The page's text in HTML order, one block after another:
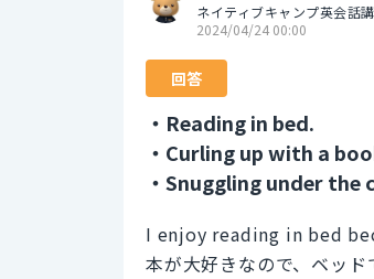
ネイティブキャンプ英会話
2024/04/24 00:00
回答
・Reading in bed.
・Curling up with a
・Snuggling under
I enjoy reading in bed
本が大好きなので、ベッド